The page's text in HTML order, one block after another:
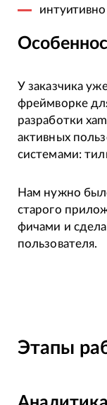
У заказчика
фреймворке
разработки
активных
системами:
Нам нужно
старого
фичами и
пользователя.
Этапы